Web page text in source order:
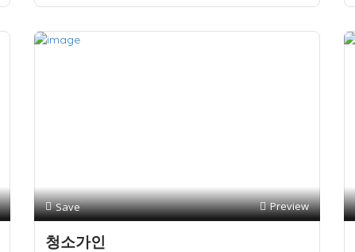
Save Preview
청소가인